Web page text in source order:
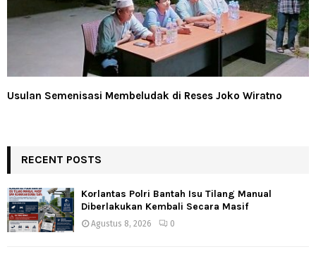
Usulan Semenisasi Membeludak di Reses Joko Wiratno
RECENT POSTS
Korlantas Polri Bantah Isu Tilang Manual
Diberlakukan Kembali Secara Masif
Agustus 8, 2026 0